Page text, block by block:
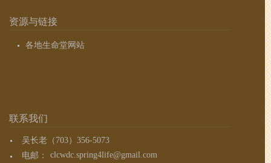
资源与链接
各地生命堂网站
联系我们
吴长老（703）356-5073
电邮：
clcwdc.spring4life@gmail.com